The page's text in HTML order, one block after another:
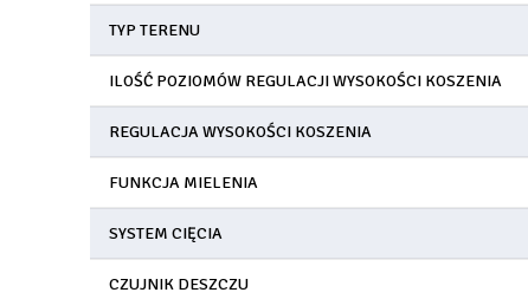
TYP TERENU
ILOŚĆ POZIOMÓW REGULACJI WYSOKOŚCI KOSZENIA
REGULACJA WYSOKOŚCI KOSZENIA
FUNKCJA MIELENIA
SYSTEM CIĘCIA
CZUJNIK DESZCZU